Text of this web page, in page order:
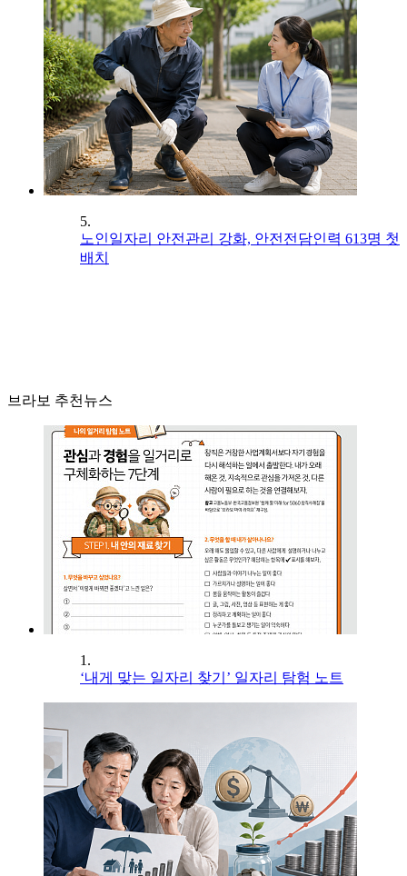
5.
노인일자리 안전관리 강화, 안전전담인력 613명 첫
배치
브라보 추천뉴스
1.
‘내게 맞는 일자리 찾기’ 일자리 탐험 노트